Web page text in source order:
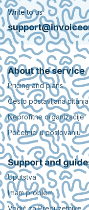
Write to us
About the service
Pricing and plans
Često postavljana pitanja
Neprofitne organizacije
Početnici u poslovanju
Support and
Uputstva
Imam problem
Vodič za Preduzetnike